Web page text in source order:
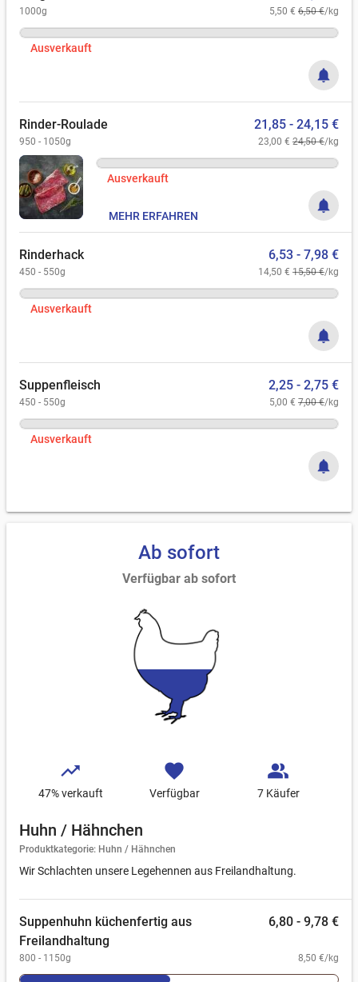
1000g 5,50 € 6,50 €/kg
Ausverkauft
notifications
Rinder-Roulade 21,85 - 24,15 €
950 - 1050g 23,00 € 24,50 €/kg
Ausverkauft
notifications
MEHR ERFAHREN
Rinderhack 6,53 - 7,98 €
450 - 550g 14,50 € 15,50 €/kg
Ausverkauft
notifications
Suppenfleisch 2,25 - 2,75 €
450 - 550g 5,00 € 7,00 €/kg
Ausverkauft
notifications
Ab sofort
Verfügbar ab sofort
trending_up
47% verkauft
favorite
Verfügbar
people_alt
7 Käufer
Huhn / Hähnchen
Produktkategorie: Huhn / Hähnchen
Wir Schlachten unsere Legehennen aus Freilandhaltung.
Suppenhuhn küchenfertig aus
Freilandhaltung
6,80 - 9,78 €
800 - 1150g 8,50 €/kg